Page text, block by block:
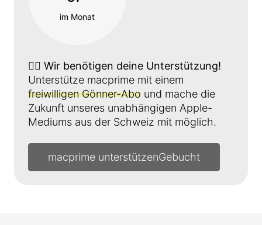
im Monat
👉🏼 Wir benötigen deine Unterstützung!
Unterstütze macprime mit einem
freiwilligen Gönner-Abo und mache die
Zukunft unseres unabhängigen Apple-
Mediums aus der Schweiz mit möglich.
macprime unterstützen